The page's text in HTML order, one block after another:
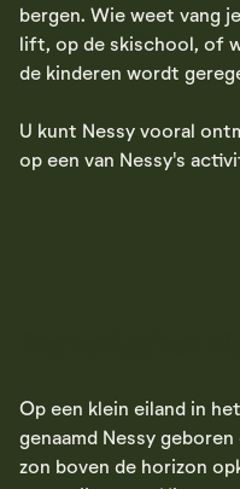
bergen. Wie weet vang
lift, op de skischool, of
de kinderen wordt
U kunt Nessy vooral
op een van Nessy's
Op een klein eiland in
genaamd Nessy
zon boven de horizon